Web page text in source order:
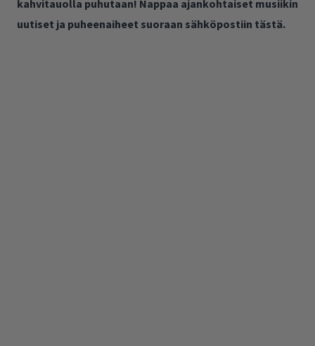
kahvitauolla puhutaan! Nappaa ajankohtaiset musiikin
uutiset ja puheenaiheet suoraan sähköpostiin tästä.